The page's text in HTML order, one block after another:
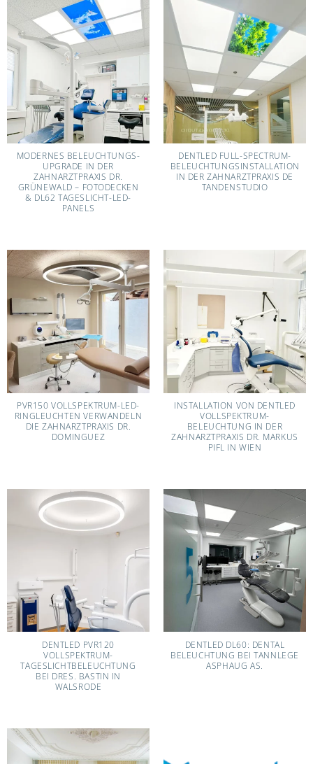
MODERNES BELEUCHTUNGS-
UPGRADE IN DER
ZAHNARZTPRAXIS DR.
GRÜNEWALD – FOTODECKEN
& DL62 TAGESLICHT-LED-
PANELS
DENTLED FULL-SPECTRUM-
BELEUCHTUNGSINSTALLATION
IN DER ZAHNARZTPRAXIS DE
TANDENSTUDIO
PVR150 VOLLSPEKTRUM-LED-
RINGLEUCHTEN VERWANDELN
DIE ZAHNARZTPRAXIS DR.
DOMINGUEZ
INSTALLATION VON DENTLED
VOLLSPEKTRUM-
BELEUCHTUNG IN DER
ZAHNARZTPRAXIS DR. MARKUS
PIFL IN WIEN
DENTLED PVR120
VOLLSPEKTRUM-
TAGESLICHTBELEUCHTUNG
BEI DRES. BASTIN IN
WALSRODE
DENTLED DL60: DENTAL
BELEUCHTUNG BEI TANNLEGE
ASPHAUG AS.